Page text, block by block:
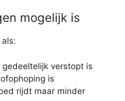
mogelijk is
gedeeltelijk verstopt is
is
rijdt maar minder